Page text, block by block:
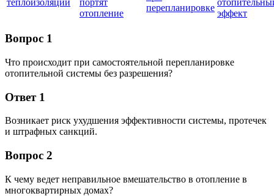
отопление
перепланировке
эффект
Вопрос 1
Что происходит при самостоятельной перепланировке
отопительной системы без разрешения?
Ответ 1
Возникает риск ухудшения эффективности системы, протечек
и штрафных санкций.
Вопрос 2
К чему ведет неправильное вмешательство в отопление в
многоквартирных домах?